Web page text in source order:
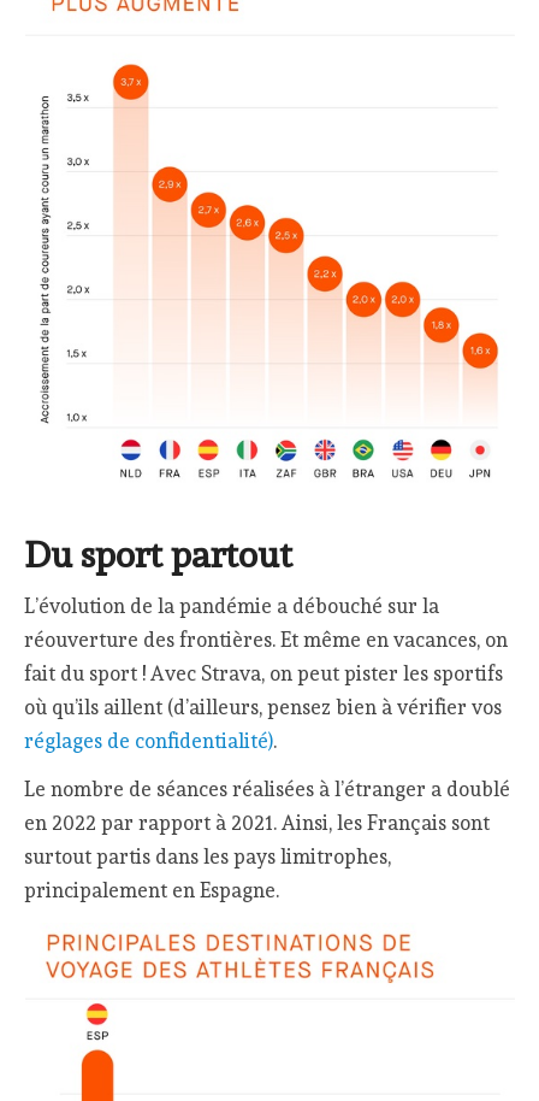
Du sport partout
L’évolution de la pandémie a débouché sur la
réouverture des frontières. Et même en vacances, on
fait du sport ! Avec Strava, on peut pister les sportifs
où qu’ils aillent (d’ailleurs, pensez bien à vérifier vos
réglages de confidentialité).
Le nombre de séances réalisées à l’étranger a doublé
en 2022 par rapport à 2021. Ainsi, les Français sont
surtout partis dans les pays limitrophes,
principalement en Espagne.